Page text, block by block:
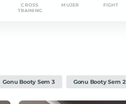
CROSS
TRAINING
MUJER FIGHT
Gonu Booty Sem 3 Gonu Booty Sem 2